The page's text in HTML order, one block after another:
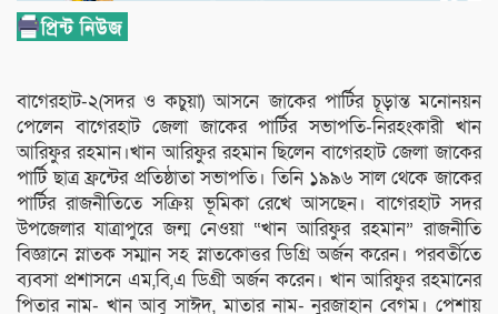
বাগেরহাট-২(সদর ও কচুয়া) আসনে জাকের পার্টির চূড়ান্ত মনোনয়ন
পেলেন বাগেরহাট জেলা জাকের পার্টির সভাপতি-নিরহংকারী খান
আরিফুর রহমান।খান আরিফুর রহমান ছিলেন বাগেরহাট জেলা জাকের
পার্টি ছাত্র ফ্রন্টের প্রতিষ্ঠাতা সভাপতি। তিনি ১৯৯৬ সাল থেকে জাকের
পার্টির রাজনীতিতে সক্রিয় ভূমিকা রেখে আসছেন। বাগেরহাট সদর
উপজেলার যাত্রাপুরে জন্ম নেওয়া “খান আরিফুর রহমান” রাজনীতি
বিজ্ঞানে স্নাতক সম্মান সহ স্নাতকোত্তর ডিগ্রি অর্জন করেন। পরবর্তীতে
ব্যবসা প্রশাসনে এম,বি,এ ডিগ্রী অর্জন করেন। খান আরিফুর রহমানের
পিতার নাম- খান আবু সাঈদ, মাতার নাম- নুরজাহান বেগম। পেশায়